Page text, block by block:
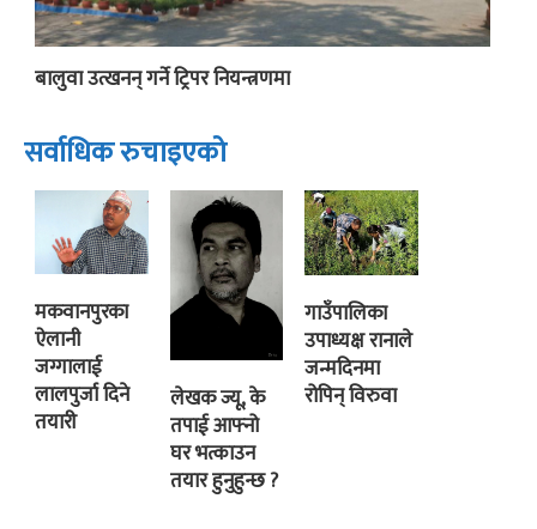
बालुवा उत्खनन् गर्ने ट्रिपर नियन्त्रणमा
सर्वाधिक रुचाइएको
मकवानपुरका
ऐलानी
जग्गालाई
लालपुर्जा दिने
तयारी
लेखक ज्यू, के
तपाई आफ्नो
घर भत्काउन
तयार हुनुहुन्छ ?
गाउँपालिका
उपाध्यक्ष रानाले
जन्मदिनमा
रोपिन् विरुवा